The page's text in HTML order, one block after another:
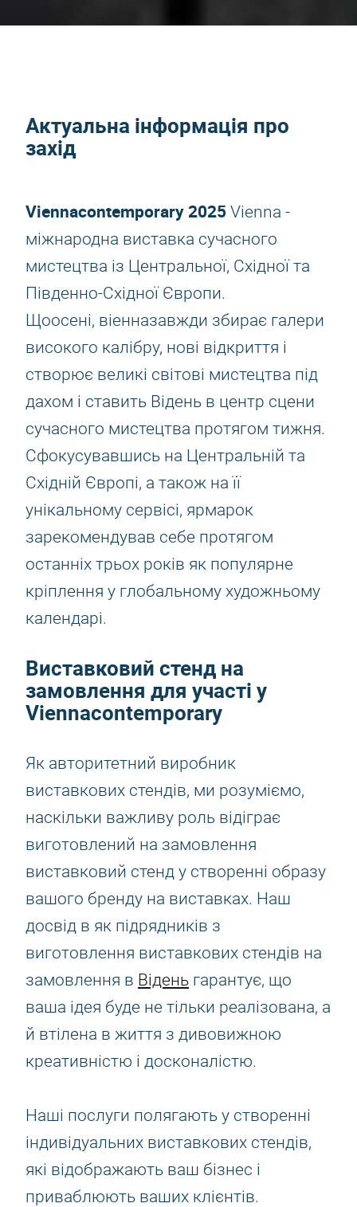
Актуальна інформація про
захід
Viennacontemporary 2025 Vienna -
міжнародна виставка сучасного
мистецтва із Центральної, Східної та
Південно-Східної Європи.
Щоосені, віенназавжди збирає галери
високого калібру, нові відкриття і
створює великі світові мистецтва під
дахом і ставить Відень в центр сцени
сучасного мистецтва протягом тижня.
Сфокусувавшись на Центральній та
Східній Європі, а також на її
унікальному сервісі, ярмарок
зарекомендував себе протягом
останніх трьох років як популярне
кріплення у глобальному художньому
календарі.
Виставковий стенд на
замовлення для участі у
Viennacontemporary
Як авторитетний виробник
виставкових стендів, ми розуміємо,
наскільки важливу роль відіграє
виготовлений на замовлення
виставковий стенд у створенні образу
вашого бренду на виставках. Наш
досвід в як підрядників з
виготовлення виставкових стендів на
замовлення в Відень гарантує, що
ваша ідея буде не тільки реалізована, а
й втілена в життя з дивовижною
креативністю і досконалістю.
Наші послуги полягають у створенні
індивідуальних виставкових стендів,
які відображають ваш бізнес і
приваблюють ваших клієнтів.